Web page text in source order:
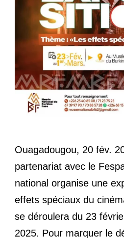
Ouagadougou, 20 fév.
partenariat avec le
national organise une
effets spéciaux du
se déroulera du 23
2025. Pour marquer le